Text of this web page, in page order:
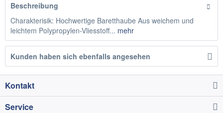
Beschreibung
Charakterisik: Hochwertige Baretthaube Aus weichem und
leichtem Polypropylen-Vliesstoff... mehr
Kunden haben sich ebenfalls angesehen
Kontakt
Service